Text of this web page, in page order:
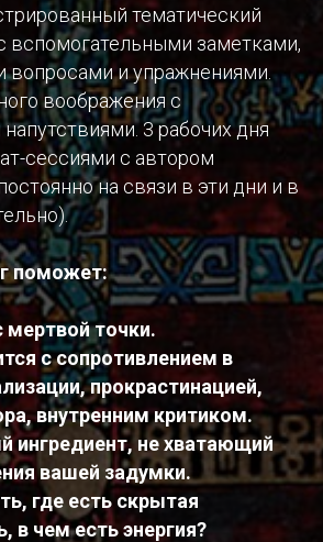
тематический
вспомогательными заметками,
и упражнениями.
воображения с
3 рабочих дня
сессиями с автором
на связи в эти дни и в
поможет:
мертвой точки.
с сопротивлением в
прокрастинацией,
внутренним критиком.
ингредиент, не хватающий
вашей задумки.
где есть скрытая
в чем есть энергия?